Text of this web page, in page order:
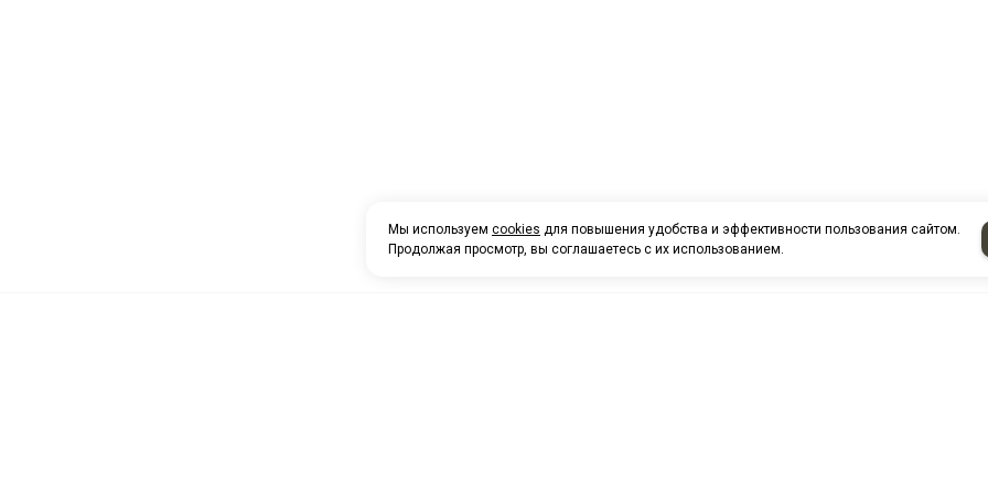
Мы используем cookies для повышения удобства и эффективности пользования сайтом.
Продолжая просмотр, вы соглашаетесь с их использованием.